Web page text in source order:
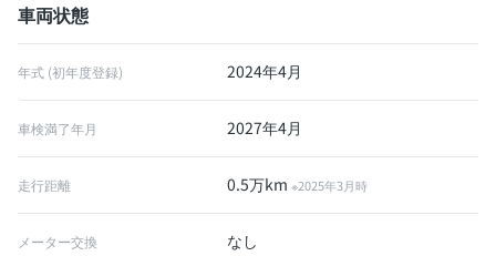
車両状態
年式 (初年度登録) 2024年4月
車検満了年月 2027年4月
走行距離 0.5万km※2025年3月時
メーター交換 なし